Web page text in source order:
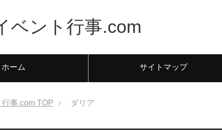
ベント行事.com
ホーム サイトマップ
行事.com TOP ダリア